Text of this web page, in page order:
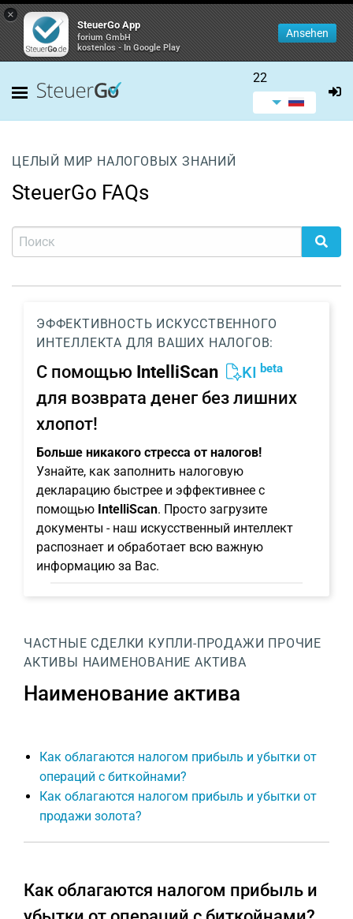
×
SteuerGo App
forium GmbH
kostenlos - In Google Play
Ansehen
22
ЦЕЛЫЙ МИР НАЛОГОВЫХ ЗНАНИЙ
SteuerGo FAQs
ЭФФЕКТИВНОСТЬ ИСКУССТВЕННОГО
ИНТЕЛЛЕКТА ДЛЯ ВАШИХ НАЛОГОВ:
С помощью IntelliScan KI beta
для возврата денег без лишних
хлопот!
Больше никакого стресса от налогов!
Узнайте, как заполнить налоговую
декларацию быстрее и эффективнее с
помощью IntelliScan. Просто загрузите
документы - наш искусственный интеллект
распознает и обработает всю важную
информацию за Вас.
ЧАСТНЫЕ СДЕЛКИ КУПЛИ-ПРОДАЖИ ПРОЧИЕ
АКТИВЫ НАИМЕНОВАНИЕ АКТИВА
Наименование актива
Как облагаются налогом прибыль и убытки от
операций с биткойнами?
Как облагаются налогом прибыль и убытки от
продажи золота?
Как облагаются налогом прибыль и